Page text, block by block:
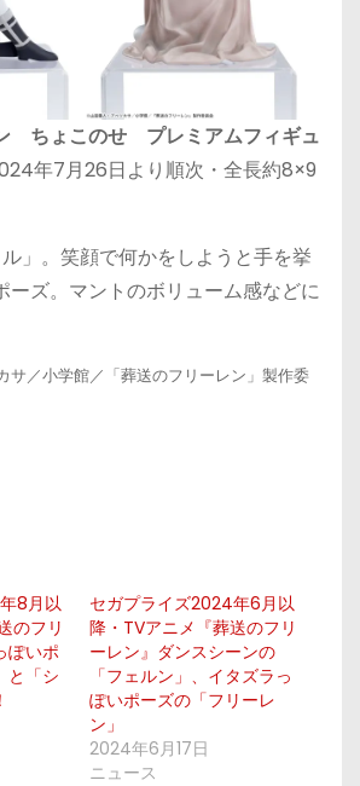
ちょこのせ プレミアムフィギュ
年7月26日より順次・全長約8×9
」。笑顔で何かをしようと手を挙
ーズ。マントのボリューム感などに
サ／小学館／「葬送のフリーレン」製作委
8月以
のフリ
ぽいポ
と「シ
セガプライズ2024年6月以
降・TVアニメ『葬送のフリ
ーレン』ダンスシーンの
「フェルン」、イタズラっ
ぽいポーズの「フリーレ
ン」
2024年6月17日
ニュース